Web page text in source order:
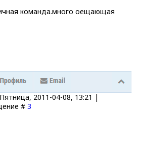
команда.много оещающая
2011-04-08, 13:21 |
# 3